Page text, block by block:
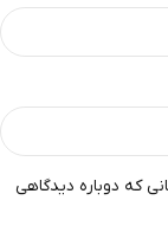
که دوباره دیدگاهی